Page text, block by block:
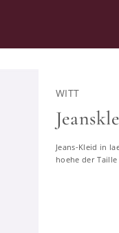
in
WITT
Jeans-Kleid in
hoehe der